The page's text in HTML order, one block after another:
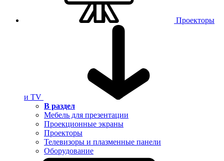
Проекторы
и TV
В раздел
Мебель для презентации
Проекционные экраны
Проекторы
Телевизоры и плазменные панели
Оборудование